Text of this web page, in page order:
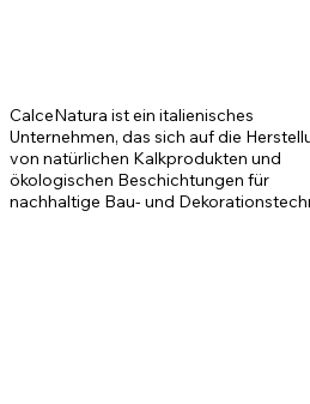
CalceNatura ist ein italienisches
Unternehmen, das sich auf die
von natürlichen Kalkprodukten und
ökologischen Beschichtungen für
nachhaltige Bau- und